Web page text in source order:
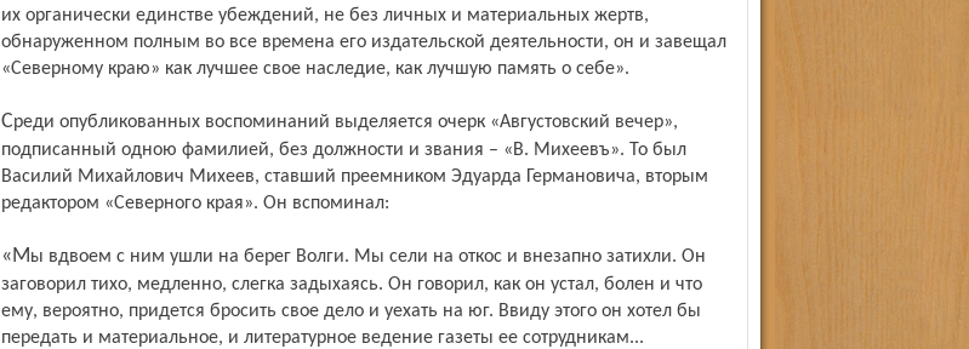
их органически единстве убеждений, не без личных и материальных жертв,
обнаруженном полным во все времена его издательской деятельности, он и завещал
«Северному краю» как лучшее свое наследие, как лучшую память о себе».
Среди опубликованных воспоминаний выделяется очерк «Августовский вечер»,
подписанный одною фамилией, без должности и звания – «В. Михеевъ». То был
Василий Михайлович Михеев, ставший преемником Эдуарда Германовича, вторым
редактором «Северного края». Он вспоминал:
«Мы вдвоем с ним ушли на берег Волги. Мы сели на откос и внезапно затихли. Он
заговорил тихо, медленно, слегка задыхаясь. Он говорил, как он устал, болен и что
ему, вероятно, придется бросить свое дело и уехать на юг. Ввиду этого он хотел бы
передать и материальное, и литературное ведение газеты ее сотрудникам...